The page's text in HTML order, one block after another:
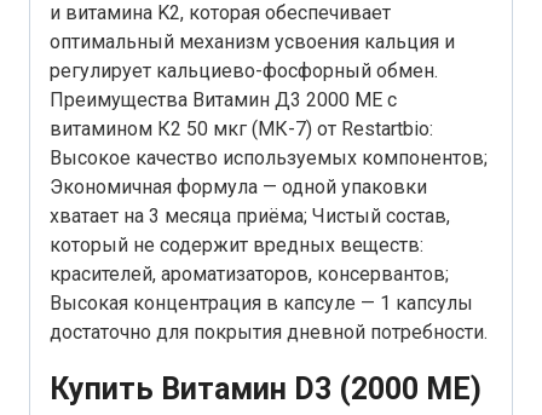
и витамина K2, которая обеспечивает
оптимальный механизм усвоения кальция и
регулирует кальциево-фосфорный обмен.
Преимущества Витамин Д3 2000 МЕ с
витамином К2 50 мкг (МК-7) от Restartbio:
Высокое качество используемых компонентов;
Экономичная формула — одной упаковки
хватает на 3 месяца приёма; Чистый состав,
который не содержит вредных веществ:
красителей, ароматизаторов, консервантов;
Высокая концентрация в капсуле — 1 капсулы
достаточно для покрытия дневной потребности.
Купить Витамин D3 (2000 МЕ)